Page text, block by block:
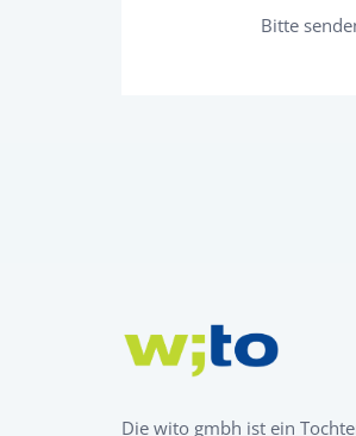
Bitte
Die wito gmbh ist ein